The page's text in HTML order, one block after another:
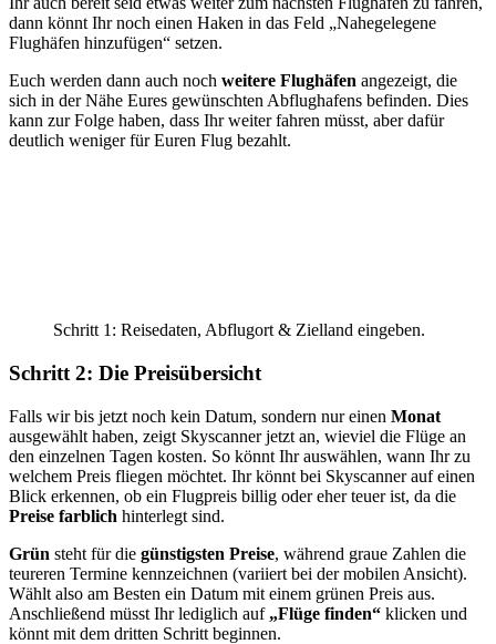
dann könnt Ihr noch einen Haken in das Feld „Nahegelegene
Flughäfen hinzufügen“ setzen.
Euch werden dann auch noch weitere Flughäfen angezeigt, die
sich in der Nähe Eures gewünschten Abflughafens befinden. Dies
kann zur Folge haben, dass Ihr weiter fahren müsst, aber dafür
deutlich weniger für Euren Flug bezahlt.
Schritt 1: Reisedaten, Abflugort & Zielland eingeben.
Schritt 2: Die Preisübersicht
Falls wir bis jetzt noch kein Datum, sondern nur einen Monat
ausgewählt haben, zeigt Skyscanner jetzt an, wieviel die Flüge an
den einzelnen Tagen kosten. So könnt Ihr auswählen, wann Ihr zu
welchem Preis fliegen möchtet. Ihr könnt bei Skyscanner auf einen
Blick erkennen, ob ein Flugpreis billig oder eher teuer ist, da die
Preise farblich hinterlegt sind.
Grün steht für die günstigsten Preise, während graue Zahlen die
teureren Termine kennzeichnen (variiert bei der mobilen Ansicht).
Wählt also am Besten ein Datum mit einem grünen Preis aus.
Anschließend müsst Ihr lediglich auf „Flüge finden“ klicken und
könnt mit dem dritten Schritt beginnen.